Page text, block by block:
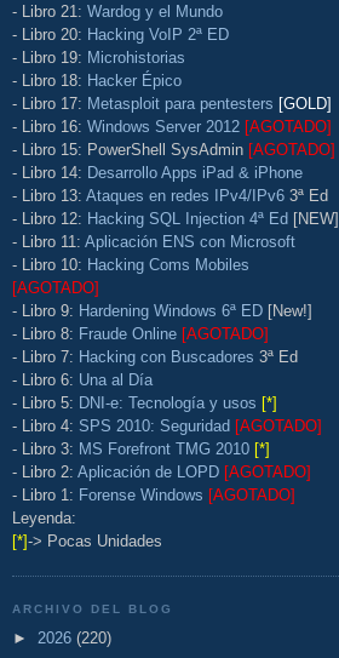
- Libro 21: Wardog y el Mundo
- Libro 20: Hacking VoIP 2ª ED
- Libro 19: Microhistorias
- Libro 18: Hacker Épico
- Libro 17: Metasploit para pentesters [GOLD]
- Libro 16: Windows Server 2012 [AGOTADO]
- Libro 15: PowerShell SysAdmin [AGOTADO]
- Libro 14: Desarrollo Apps iPad & iPhone
- Libro 13: Ataques en redes IPv4/IPv6 3ª Ed
- Libro 12: Hacking SQL Injection 4ª Ed [NEW]
- Libro 11: Aplicación ENS con Microsoft
- Libro 10: Hacking Coms Mobiles
[AGOTADO]
- Libro 9: Hardening Windows 6ª ED [New!]
- Libro 8: Fraude Online [AGOTADO]
- Libro 7: Hacking con Buscadores 3ª Ed
- Libro 6: Una al Día
- Libro 5: DNI-e: Tecnología y usos [*]
- Libro 4: SPS 2010: Seguridad [AGOTADO]
- Libro 3: MS Forefront TMG 2010 [*]
- Libro 2: Aplicación de LOPD [AGOTADO]
- Libro 1: Forense Windows [AGOTADO]
Leyenda:
[*]-> Pocas Unidades
ARCHIVO DEL BLOG
► 2026 (220)